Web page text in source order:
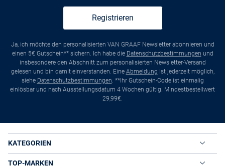
Registrieren
Ja, ich möchte den personalisierten VAN GRAAF Newsletter abonnieren und
einen 5€ Gutschein** sichern. Ich habe die Datenschutzbestimmungen und
insbesondere den Abschnitt zum personalisierten Newsletter-Versand
gelesen und bin damit einverstanden. Eine Abmeldung ist jederzeit möglich,
siehe Datenschutzbestimmungen. **Ihr Gutschein-Code ist einmalig
einlösbar und nach Ausstellungsdatum 4 Wochen gültig. Mindestbestellwert
29,99€.
KATEGORIEN
TOP-MARKEN